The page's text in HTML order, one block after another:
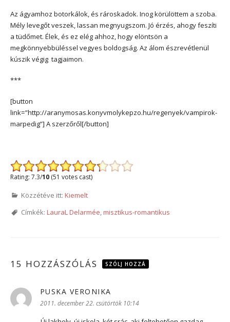
Az ágyamhoz botorkálok, és rároskadok. Inog körülöttem a szoba.
Mély levegőt veszek, lassan megnyugszom. Jó érzés, ahogy feszíti
a tüdőmet. Élek, és ez elég ahhoz, hogy elöntsön a
megkönnyebbüléssel vegyes boldogság. Az álom észrevétlenül
kúszik végig tagjaimon.
***
[button
link=”http://aranymosas.konyvmolykepzo.hu/regenyek/vampirok-
marpedig”] A szerzőről[/button]
Rating: 7.3/10 (51 votes cast)
Közzétéve itt: Kiemelt
Címkék: LauraL Delarmée,misztikus-romantikus
15 HOZZÁSZÓLÁS SZÓLJ HOZZÁ
PUSKA VERONIKA
2011. december 22. csütörtök 10:14